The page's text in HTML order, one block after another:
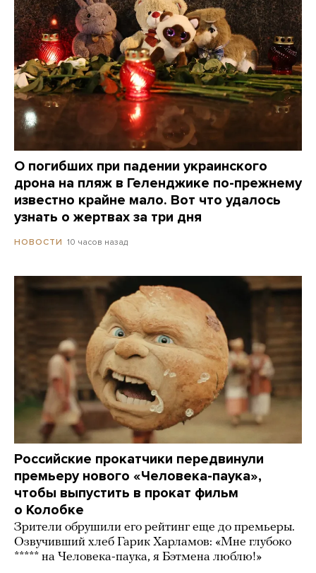
О погибших при падении украинского
дрона на пляж в Геленджике по-прежнему
известно крайне мало. Вот что удалось
узнать о жертвах за три дня
НОВОСТИ 10 часов назад
Российские прокатчики передвинули
премьеру нового «Человека-паука»,
чтобы выпустить в прокат фильм
о Колобке
Зрители обрушили его рейтинг еще до премьеры.
Озвучивший хлеб Гарик Харламов: «Мне глубоко
***** на Человека-паука, я Бэтмена люблю!»